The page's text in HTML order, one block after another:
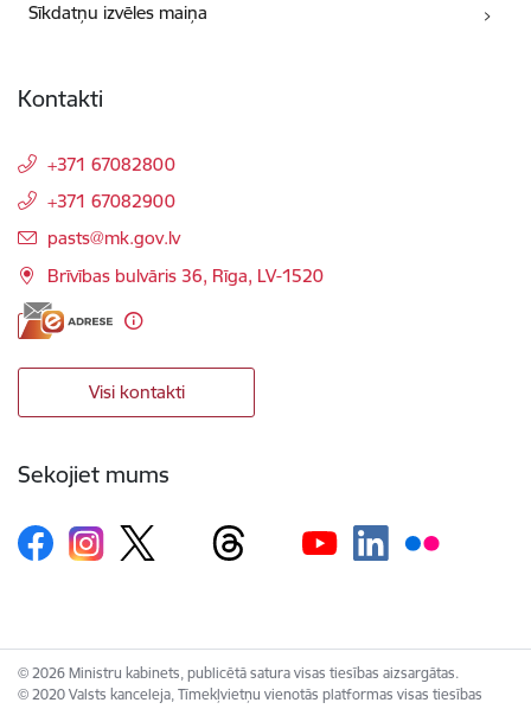
Sīkdatņu izvēles maiņa
Kontakti
+371 67082800
+371 67082900
E-pasts:
pasts@mk.gov.lv
Brīvības bulvāris 36, Rīga, LV-1520
Visi kontakti
Sekojiet mums
© 2026 Ministru kabinets, publicētā satura visas tiesības aizsargātas.
© 2020 Valsts kanceleja, Tīmekļvietņu vienotās platformas visas tiesības